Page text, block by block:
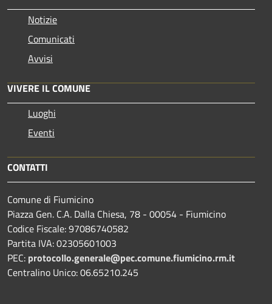
Notizie
Comunicati
Avvisi
VIVERE IL COMUNE
Luoghi
Eventi
CONTATTI
Comune di Fiumicino
Piazza Gen. C.A. Dalla Chiesa, 78 - 00054 - Fiumicino
Codice Fiscale: 97086740582
Partita IVA: 02305601003
PEC: protocollo.generale@pec.comune.fiumicino.rm.it
Centralino Unico: 06.65210.245